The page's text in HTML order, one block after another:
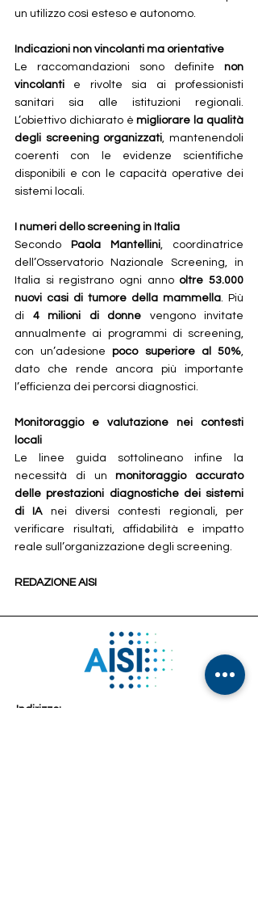
un utilizzo così esteso e autonomo.
Indicazioni non vincolanti ma orientative
Le raccomandazioni sono definite non
vincolanti e rivolte sia ai professionisti
sanitari sia alle istituzioni regionali.
L’obiettivo dichiarato è migliorare la qualità
degli screening organizzati, mantenendoli
coerenti con le evidenze scientifiche
disponibili e con le capacità operative dei
sistemi locali.
I numeri dello screening in Italia
Secondo
Paola Mantellini, coordinatrice
dell’Osservatorio Nazionale Screening, in
Italia si registrano ogni anno oltre 53.000
nuovi casi di tumore della mammella. Più
di 4 milioni di donne vengono invitate
annualmente ai programmi di screening,
con un’adesione poco superiore al 50%,
dato che rende ancora più importante
l’efficienza dei percorsi diagnostici.
Monitoraggio e valutazione nei contesti
locali
Le linee guida sottolineano infine la
necessità di un monitoraggio accurato
delle prestazioni diagnostiche dei sistemi
di IA nei diversi contesti regionali, per
verificare risultati, affidabilità e impatto
reale sull’organizzazione degli screening.
REDAZIONE AISI
Indirizzo: